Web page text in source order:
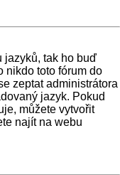
jazyků, tak ho buď
nikdo toto fórum do
zeptat administrátora
jazyk. Pokud
můžete vytvořit
najít na webu